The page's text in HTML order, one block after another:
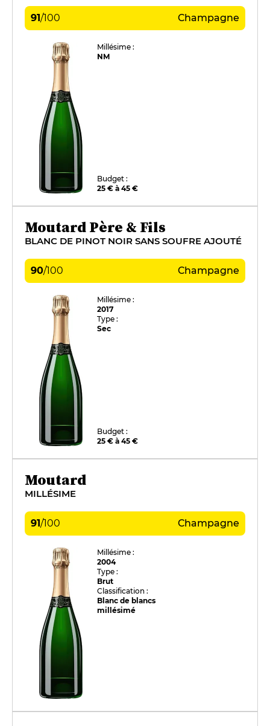
91/100 Champagne
Millésime :
NM
Budget :
25 € à 45 €
Moutard Père & Fils
BLANC DE PINOT NOIR SANS SOUFRE AJOUTÉ
90/100 Champagne
Millésime :
2017
Type :
Sec
Budget :
25 € à 45 €
Moutard
MILLÉSIME
91/100 Champagne
Millésime :
2004
Type :
Brut
Classification :
Blanc de blancs
millésimé